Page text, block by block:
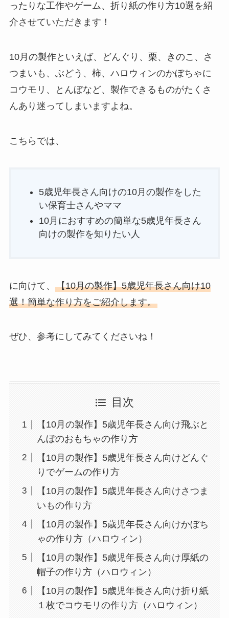
ったりな工作やゲーム、折り紙の作り方10選を紹
介させていただきます！
10月の製作といえば、どんぐり、栗、きのこ、さ
つまいも、ぶどう、柿、ハロウィンのかぼちゃに
コウモリ、とんぼなど、製作できるものがたくさ
んあり迷ってしまいますよね。
こちらでは、
5歳児年長さん向けの10月の製作をした
い保育士さんやママ
10月におすすめの簡単な5歳児年長さん
向けの製作を知りたい人
に向けて、 【10月の製作】5歳児年長さん向け10
選！簡単な作り方をご紹介します。
ぜひ、参考にしてみてくださいね！
目次
【10月の製作】5歳児年長さん向け飛ぶと
んぼのおもちゃの作り方
【10月の製作】5歳児年長さん向けどんぐ
りでゲームの作り方
【10月の製作】5歳児年長さん向けさつま
いもの作り方
【10月の製作】5歳児年長さん向けかぼち
ゃの作り方（ハロウィン）
【10月の製作】5歳児年長さん向け厚紙の
帽子の作り方（ハロウィン）
【10月の製作】5歳児年長さん向け折り紙
１枚でコウモリの作り方（ハロウィン）